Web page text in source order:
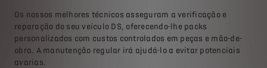
Os nossos melhores técnicos asseguram a verificação e
reparação do seu veículo DS, oferecendo-lhe packs
personalizados com custos controlados em peças e mão-de-
obra. A manutenção regular irá ajudá-lo a evitar potenciais
avarias.